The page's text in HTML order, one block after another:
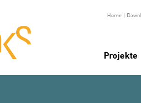
Home
Projekte